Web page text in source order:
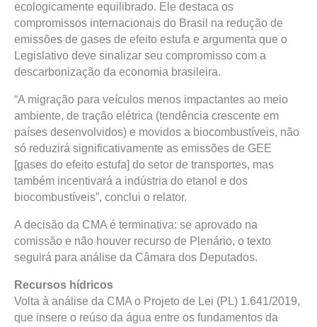
ecologicamente equilibrado. Ele destaca os
compromissos internacionais do Brasil na redução de
emissões de gases de efeito estufa e argumenta que o
Legislativo deve sinalizar seu compromisso com a
descarbonização da economia brasileira.
“A migração para veículos menos impactantes ao meio
ambiente, de tração elétrica (tendência crescente em
países desenvolvidos) e movidos a biocombustíveis, não
só reduzirá significativamente as emissões de GEE
[gases do efeito estufa] do setor de transportes, mas
também incentivará a indústria do etanol e dos
biocombustíveis”, conclui o relator.
A decisão da CMA é terminativa: se aprovado na
comissão e não houver recurso de Plenário, o texto
seguirá para análise da Câmara dos Deputados.
Recursos hídricos
Volta à análise da CMA o Projeto de Lei (PL) 1.641/2019,
que insere o reúso da água entre os fundamentos da